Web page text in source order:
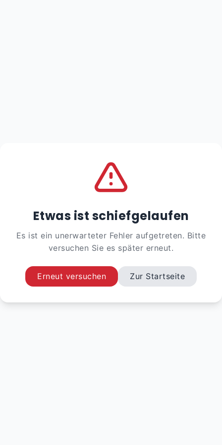
Etwas ist schiefgelaufen
Es ist ein unerwarteter Fehler aufgetreten. Bitte
versuchen Sie es später erneut.
Erneut versuchen Zur Startseite